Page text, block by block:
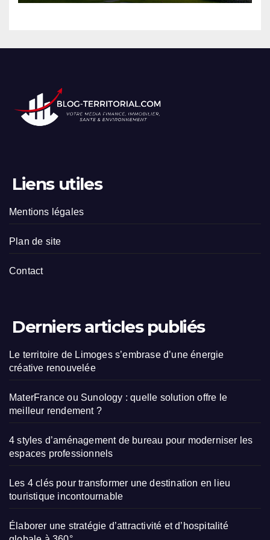
Liens utiles
Mentions légales
Plan de site
Contact
Derniers articles publiés
Le territoire de Limoges s’embrase d’une énergie
créative renouvelée
MaterFrance ou Sunology : quelle solution offre le
meilleur rendement ?
4 styles d’aménagement de bureau pour moderniser les
espaces professionnels
Les 4 clés pour transformer une destination en lieu
touristique incontournable
Élaborer une stratégie d’attractivité et d’hospitalité